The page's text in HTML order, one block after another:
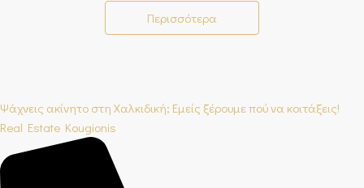
Περισσότερα
Ψάχνεις ακίνητο στη Χαλκιδική; Εμείς ξέρουμε πού να κοιτάξεις!
Real Estate Kougionis